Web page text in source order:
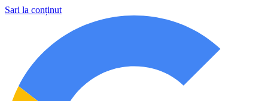
Sari la conținut